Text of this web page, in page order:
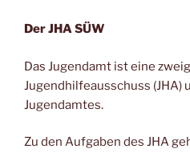
Der JHA SÜW
Das Jugend­amt ist eine
Jugend­hil­fe­aus­schuss (JHA)
Jugendamtes.
Zu den Auf­ga­ben des JHA